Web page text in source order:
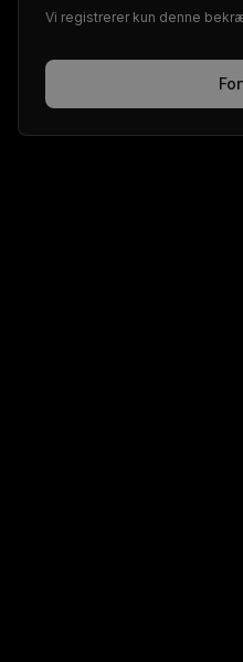
Vi registrerer kun denne